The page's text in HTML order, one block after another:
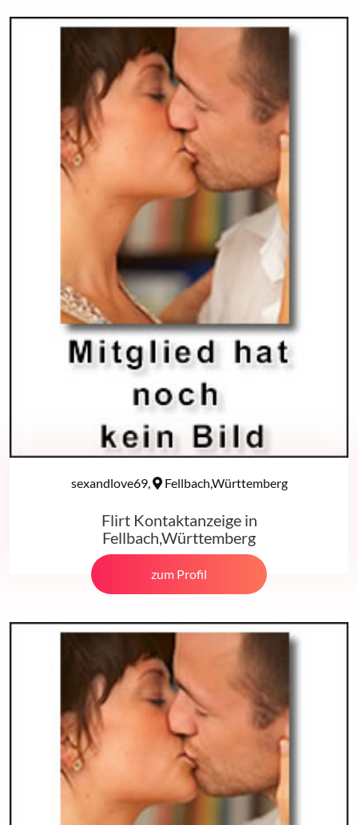
sexandlove69, Fellbach,Württemberg
Flirt Kontaktanzeige in
Fellbach,Württemberg
zum Profil